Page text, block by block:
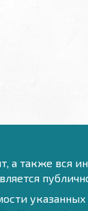
также вся